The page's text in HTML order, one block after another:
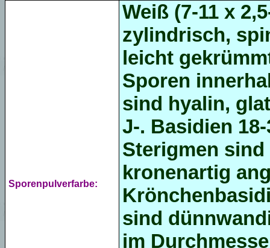
Sporenpulverfarbe:
Weiß (7-11 x
zylindrisch,
leicht
Sporen
sind hyalin,
J-. Basidien
Sterigmen
kronenartig
sind
im